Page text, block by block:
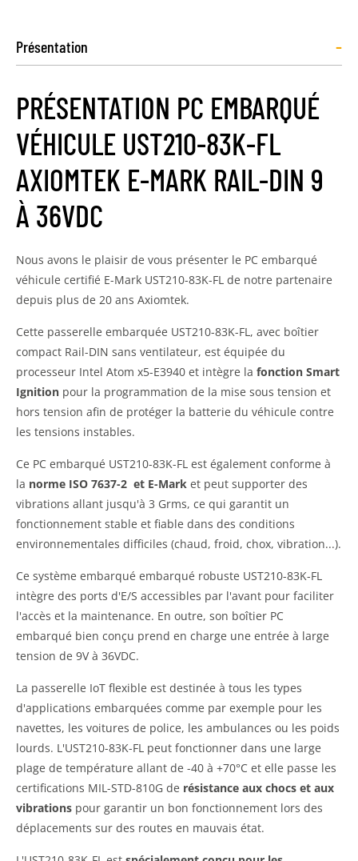
Présentation -
PRÉSENTATION PC EMBARQUÉ
VÉHICULE UST210-83K-FL
AXIOMTEK E-MARK RAIL-DIN 9
À 36VDC
Nous avons le plaisir de vous présenter le PC embarqué
véhicule certifié E-Mark UST210-83K-FL de notre partenaire
depuis plus de 20 ans Axiomtek.
Cette passerelle embarquée UST210-83K-FL, avec boîtier
compact Rail-DIN sans ventilateur, est équipée du
processeur Intel Atom x5-E3940 et intègre la fonction Smart
Ignition pour la programmation de la mise sous tension et
hors tension afin de protéger la batterie du véhicule contre
les tensions instables.
Ce PC embarqué UST210-83K-FL est également conforme à
la norme ISO 7637-2 et E-Mark et peut supporter des
vibrations allant jusqu'à 3 Grms, ce qui garantit un
fonctionnement stable et fiable dans des conditions
environnementales difficiles (chaud, froid, chox, vibration...).
Ce système embarqué embarqué robuste UST210-83K-FL
intègre des ports d'E/S accessibles par l'avant pour faciliter
l'accès et la maintenance. En outre, son boîtier PC
embarqué bien conçu prend en charge une entrée à large
tension de 9V à 36VDC.
La passerelle IoT flexible est destinée à tous les types
d'applications embarquées comme par exemple pour les
navettes, les voitures de police, les ambulances ou les poids
lourds. L'UST210-83K-FL peut fonctionner dans une large
plage de température allant de -40 à +70°C et elle passe les
certifications MIL-STD-810G de résistance aux chocs et aux
vibrations pour garantir un bon fonctionnement lors des
déplacements sur des routes en mauvais état.